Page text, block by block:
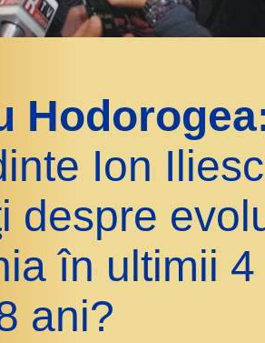
Ion
despre
în ultimii
ani?